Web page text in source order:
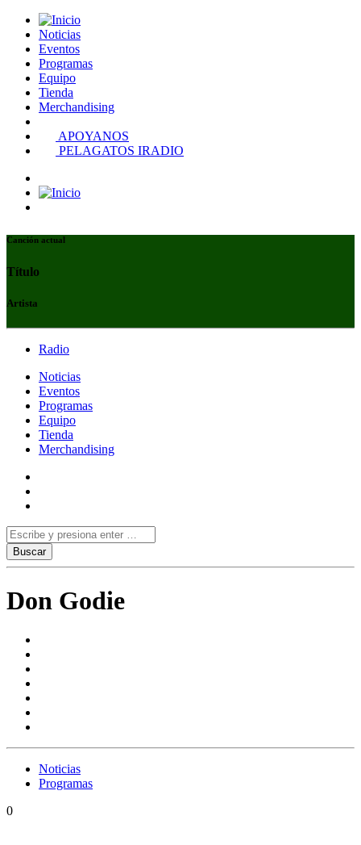
Noticias
Eventos
Programas
Equipo
Tienda
Merchandising
APOYANOS
PELAGATOS IRADIO
Canción actual
Título
Artista
Radio
Noticias
Eventos
Programas
Equipo
Tienda
Merchandising
Don Godie
Noticias
Programas
0